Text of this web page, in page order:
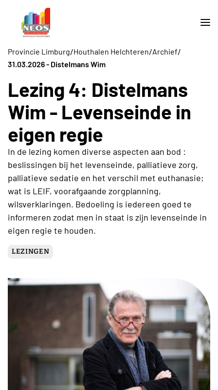
Provincie Limburg/Houthalen Helchteren/Archief/
31.03.2026 - Distelmans Wim
Lezing 4: Distelmans
Wim - Levenseinde in
eigen regie
In de lezing komen diverse aspecten aan bod :
beslissingen bij het levenseinde, palliatieve zorg,
palliatieve sedatie en het verschil met euthanasie;
wat is LEIF, voorafgaande zorgplanning,
wilsverklaringen. Bedoeling is iedereen goed te
informeren zodat men in staat is zijn levenseinde in
eigen regie te houden.
LEZINGEN